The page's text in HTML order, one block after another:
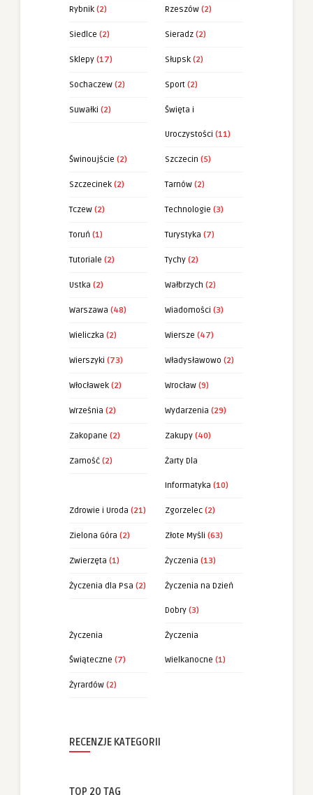
Rybnik (2) Rzeszów (2)
Siedlce (2) Sieradz (2)
Sklepy (17) Słupsk (2)
Sochaczew (2) Sport (2)
Suwałki (2) Święta i
Uroczystości (11)
Świnoujście (2) Szczecin (5)
Szczecinek (2) Tarnów (2)
Tczew (2) Technologie (3)
Toruń (1) Turystyka (7)
Tutoriale (2) Tychy (2)
Ustka (2) Wałbrzych (2)
Warszawa (48) Wiadomości (3)
Wieliczka (2) Wiersze (47)
Wierszyki (73) Władysławowo (2)
Włocławek (2) Wrocław (9)
Września (2) Wydarzenia (29)
Zakopane (2) Zakupy (40)
Zamość (2) Żarty Dla
Informatyka (10)
Zdrowie i Uroda (21) Zgorzelec (2)
Zielona Góra (2) Złote Myśli (63)
Zwierzęta (1) Życzenia (13)
Życzenia dla Psa (2) Życzenia na Dzień
Dobry (3)
Życzenia
Świąteczne (7)
Życzenia
Wielkanocne (1)
Żyrardów (2)
RECENZJE KATEGORII
TOP 20 TAG